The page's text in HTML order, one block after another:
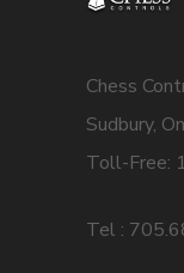
Chess
Sudbury,
Toll-Free:
Tel :